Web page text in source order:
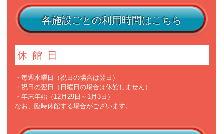
各施設ごとの利用時間はこちら
休館日
・毎週水曜日（祝日の場合は翌日）
・祝日の翌日（日曜日の場合は休館しません）
・年末年始（12月29日～1月3日）
なお、臨時休館する場合がございます。